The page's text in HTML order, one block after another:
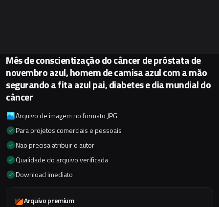
Mês de conscientização do câncer de próstata de
novembro azul, homem de camisa azul com a mão
segurando a fita azul pai, diabetes e dia mundial do
câncer
Arquivo de imagem no formato JPG
Para projetos comerciais e pessoais
Não precisa atribuir o autor
Qualidade do arquivo verificada
Download imediato
Arquivo premium